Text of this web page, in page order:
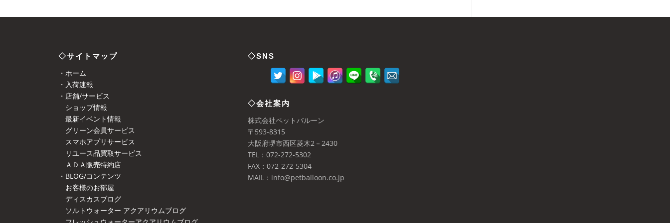
◇サイトマップ
・ホーム
・入荷速報
・店舗/サービス
ショップ情報
最新イベント情報
グリーン会員サービス
スマホアプリサービス
リユース品買取サービス
ＡＤＡ販売特約店
・BLOG/コンテンツ
お客様のお部屋
ディスカスブログ
ソルトウォーター アクアリウムブログ
◇SNS
◇会社案内
株式会社ペットバルーン
〒593-8315
大阪府堺市西区菱木2－2430
TEL：072-272-5302
FAX：072-272-5304
MAIL：info@petballoon.co.jp